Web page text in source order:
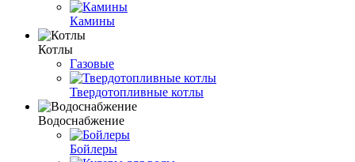
Камины
Котлы
Газовые
Твердотопливные котлы
Водоснабжение
Бойлеры